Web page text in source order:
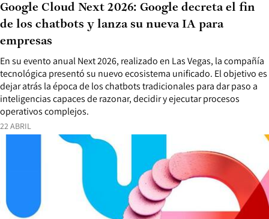
22 ABRIL
En su evento anual Next 2026, realizado en Las Vegas, la compañía
tecnológica presentó su nuevo ecosistema unificado. El objetivo es
dejar atrás la época de los chatbots tradicionales para dar paso a
inteligencias capaces de razonar, decidir y ejecutar procesos
operativos complejos.
Google Cloud Next 2026: Google decreta el fin
de los chatbots y lanza su nueva IA para
empresas